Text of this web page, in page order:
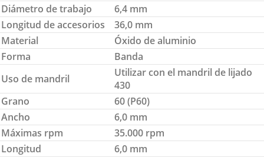
Diámetro de trabajo
6,4 mm
Longitud de accesorios
36,0 mm
Material
Óxido de aluminio
Forma
Banda
Uso de mandril
Utilizar con el mandril de lijado
430
Grano
60 (P60)
Ancho
6,0 mm
Máximas rpm
35.000 rpm
Longitud
6,0 mm